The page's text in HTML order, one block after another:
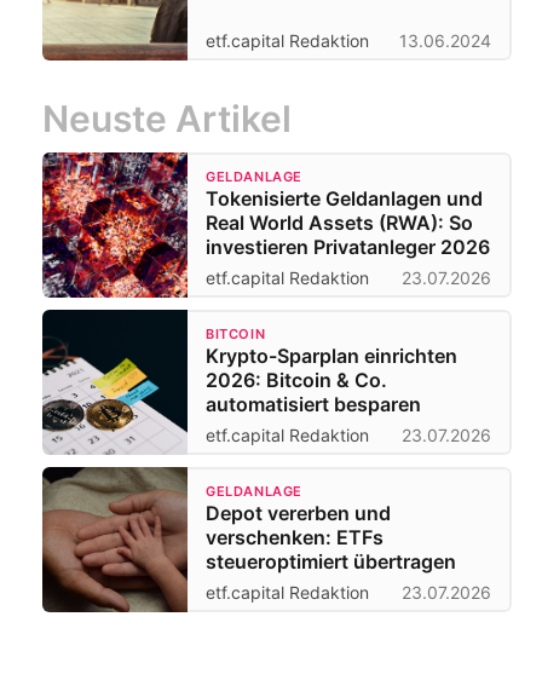
etf.capital Redaktion 13.06.2024
Neuste Artikel
GELDANLAGE
Tokenisierte Geldanlagen und
Real World Assets (RWA): So
investieren Privatanleger 2026
etf.capital Redaktion 23.07.2026
BITCOIN
Krypto-Sparplan einrichten
2026: Bitcoin & Co.
automatisiert besparen
etf.capital Redaktion 23.07.2026
GELDANLAGE
Depot vererben und
verschenken: ETFs
steueroptimiert übertragen
etf.capital Redaktion 23.07.2026